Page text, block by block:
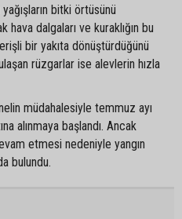
yağışların bitki örtüsünü
hava dalgaları ve kuraklığın bu
bir yakıta dönüştürdüğünü
rüzgarlar ise alevlerin hızla
müdahalesiyle temmuz ayı
alınmaya başlandı. Ancak
etmesi nedeniyle yangın
bulundu.